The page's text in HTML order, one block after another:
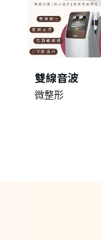
雙線音波
微整形